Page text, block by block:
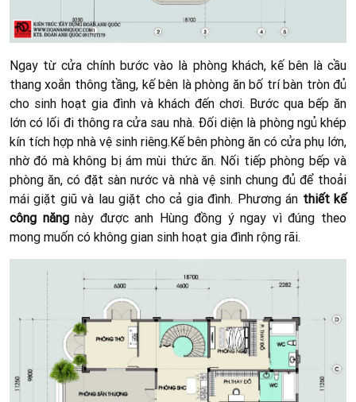
Ngay từ cửa chính bước vào là phòng khách, kế bên là cầu
thang xoắn thông tầng, kế bên là phòng ăn bố trí bàn tròn đủ
cho sinh hoạt gia đình và khách đến chơi. Bước qua bếp ăn
lớn có lối đi thông ra cửa sau nhà. Đối diện là phòng ngủ khép
kín tích hợp nhà vệ sinh riêng.Kế bên phòng ăn có cửa phụ lớn,
nhờ đó mà không bị ám mùi thức ăn. Nối tiếp phòng bếp và
phòng ăn, có đặt sàn nước và nhà vệ sinh chung đủ để thoải
mái giặt giũ và lau giặt cho cả gia đình. Phương án thiết kế
công năngnày được anh Hùng đồng ý ngay vì đúng theo
mong muốn có không gian sinh hoạt gia đình rộng rãi.